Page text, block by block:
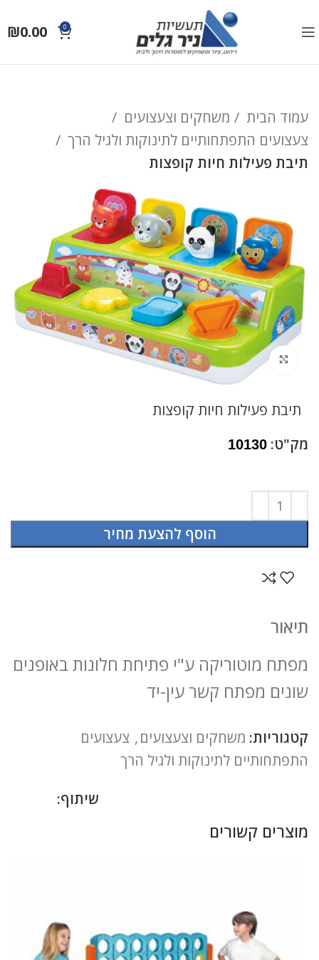
0
₪0.00
עמוד הבית
משחקים וצעצועים
צעצועים התפתחותיים לתינוקות ולגיל הרך
תיבת פעילות חיות קופצות
לחץ להגדלה
תיבת פעילות חיות קופצות
מק"ט: 10130
הוסף להצעת מחיר
תיאור
מפתח מוטוריקה ע"י פתיחת חלונות באופנים
שונים מפתח קשר עין-יד
קטגוריות: משחקים וצעצועים, צעצועים
התפתחותיים לתינוקות ולגיל הרך
שיתוף:
מוצרים קשורים